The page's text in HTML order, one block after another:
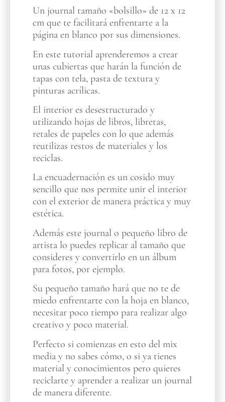
Un journal tamaño «bolsillo» de 12 x 12
cm que te facilitará enfrentarte a la
página en blanco por sus dimensiones.
En este tutorial aprenderemos a crear
unas cubiertas que harán la función de
tapas con tela, pasta de textura y
pinturas acrílicas.
El interior es desestructurado y
utilizando hojas de libros, libretas,
retales de papeles con lo que además
reutilizas restos de materiales y los
reciclas.
La encuadernación es un cosido muy
sencillo que nos permite unir el interior
con el exterior de manera práctica y muy
estética.
Además este journal o pequeño libro de
artista lo puedes replicar al tamaño que
consideres y convertirlo en un álbum
para fotos, por ejemplo.
Su pequeño tamaño hará que no te de
miedo enfrentarte con la hoja en blanco,
necesitar poco tiempo para realizar algo
creativo y poco material.
Perfecto si comienzas en esto del mix
media y no sabes cómo, o si ya tienes
material y conocimientos pero quieres
reciclarte y aprender a realizar un journal
de manera diferente.